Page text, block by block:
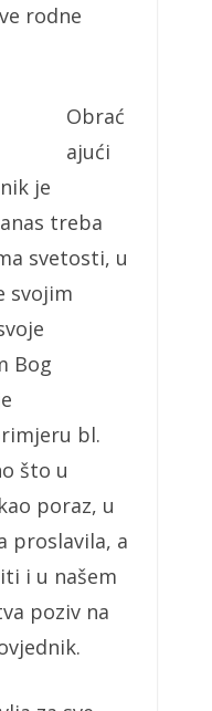
rodne
Obrać
ajući
je
treba
svetosti, u
svojim
Bog
bl.
što u
poraz, u
proslavila, a
i u našem
poziv na